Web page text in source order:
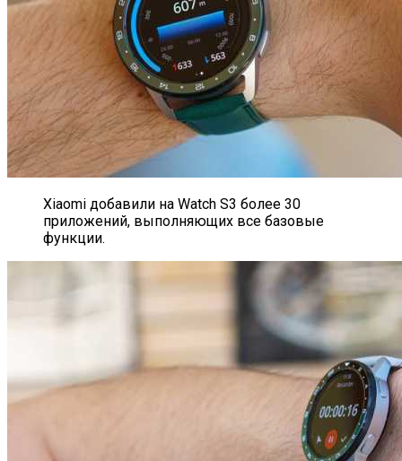
Xiaomi добавили на Watch S3 более 30
приложений, выполняющих все базовые
функции.